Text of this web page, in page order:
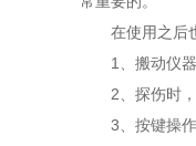
在使用之后也
1、搬动仪器
2、探伤时，
3、按键操作